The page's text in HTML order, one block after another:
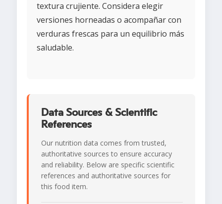
textura crujiente. Considera elegir
versiones horneadas o acompañar con
verduras frescas para un equilibrio más
saludable.
Data Sources & Scientific
References
Our nutrition data comes from trusted,
authoritative sources to ensure accuracy
and reliability. Below are specific scientific
references and authoritative sources for
this food item.